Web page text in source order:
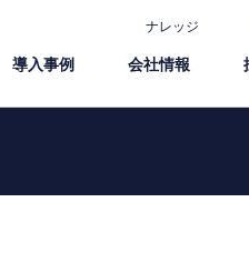
ナレッジ
導⼊事例 会社情報